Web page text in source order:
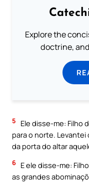
Explore the
doctrine,
5
Ele disse-me: Filho
para o norte.
da porta do altar
6 E ele disse-me:
as grandes